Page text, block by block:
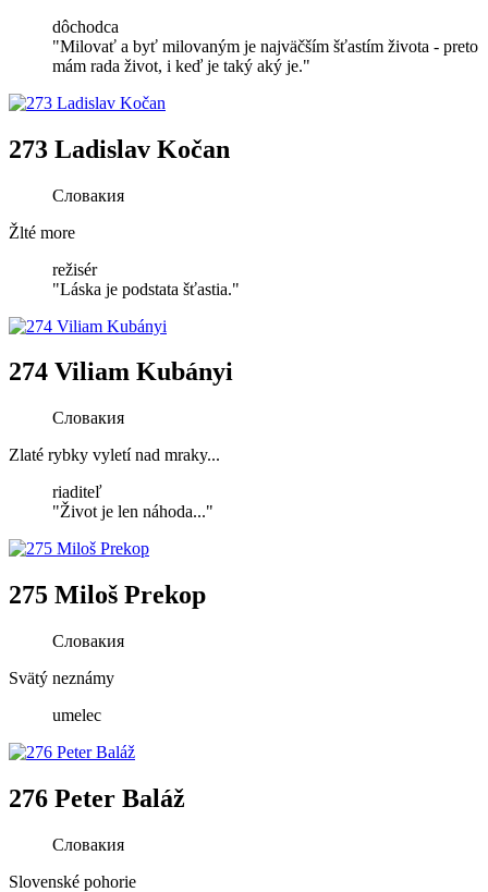
dôchodca
"Milovať a byť milovaným je najväčším šťastím života - preto
mám rada život, i keď je taký aký je."
273 Ladislav Kočan
Словакия
Žlté more
režisér
"Láska je podstata šťastia."
274 Viliam Kubányi
Словакия
Zlaté rybky vyletí nad mraky...
riaditeľ
"Život je len náhoda..."
275 Miloš Prekop
Словакия
Svätý neznámy
umelec
276 Peter Baláž
Словакия
Slovenské pohorie